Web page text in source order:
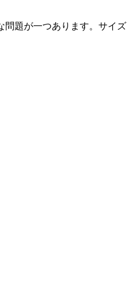
問題が一つあります。サイズ